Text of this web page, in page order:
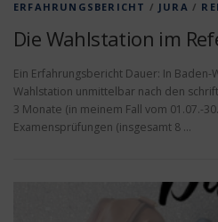
ERFAHRUNGSBERICHT / JURA /
Die Wahlstation im
Ein Erfahrungsbericht Dauer: In
Wahlstation unmittelbar nach den
3 Monate (in meinem Fall vom 01.07.-
Examensprüfungen (insgesamt 8 …